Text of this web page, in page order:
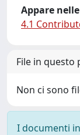
Appare
4.1
File in questo
Non ci sono
I documenti